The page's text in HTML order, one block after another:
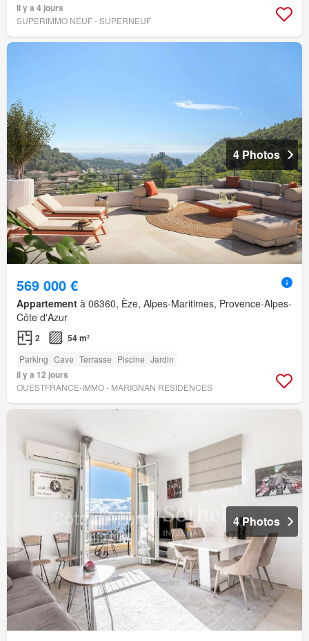
Il y a 4 jours
SUPERIMMO NEUF - SUPERNEUF
4 Photos
569 000 €
Appartement à 06360, Èze, Alpes-Maritimes, Provence-Alpes-
Côte d'Azur
2 54 m²
Parking Cave Terrasse Piscine Jardin
Il y a 12 jours
OUESTFRANCE-IMMO - MARIGNAN RESIDENCES
4 Photos